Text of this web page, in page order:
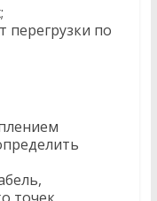
перегрузки по